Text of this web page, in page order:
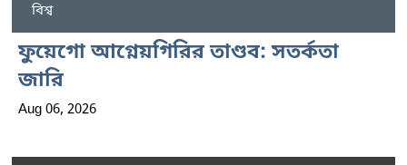
বিশ্ব
ফুয়েগো আগ্নেয়গিরির তাণ্ডব: সতর্কতা
জারি
Aug 06, 2026